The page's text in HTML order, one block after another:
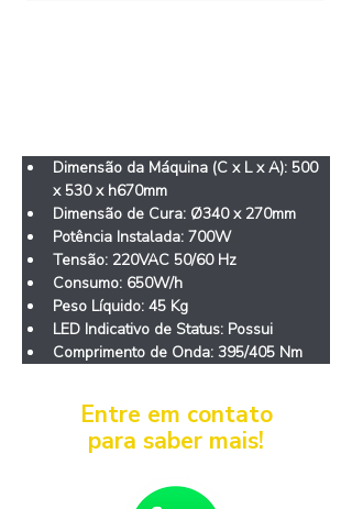
Dimensão da Máquina (C x L x A): 500
x 530 x h670mm
Dimensão de Cura: Ø340 x 270mm
Potência Instalada: 700W
Tensão: 220VAC 50/60 Hz
Consumo: 650W/h
Peso Líquido: 45 Kg
LED Indicativo de Status: Possui
Comprimento de Onda: 395/405 Nm
Entre em contato
para saber mais!